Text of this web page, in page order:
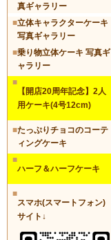
真ギャラリー
■立体キャラクターケーキ
写真ギャラリー
■乗り物立体ケーキ 写真ギ
ャラリー
■
【開店20周年記念】2人
用ケーキ(4号12cm)
■たっぷりチョコのコーテ
ィングケーキ
■
ハーフ＆ハーフケーキ
■
スマホ(スマートフォン)
サイト↓